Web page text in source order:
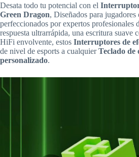
Desata todo tu potencial con el
Green Dragon, Diseñados para
perfeccionados por expertos profesionales
respuesta ultrarrápida, una escritura suave
HiFi envolvente, estos Interruptores de
de nivel de esports a cualquierTeclado de
personalizado.